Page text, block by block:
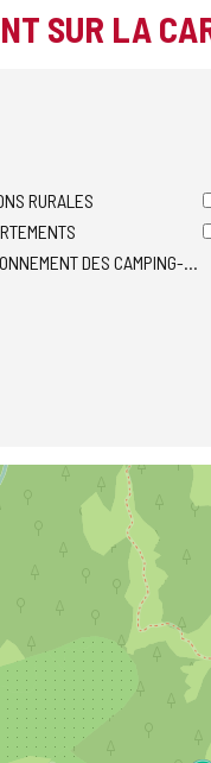
SUR LA
RURALES
DES CAMPING-CARS